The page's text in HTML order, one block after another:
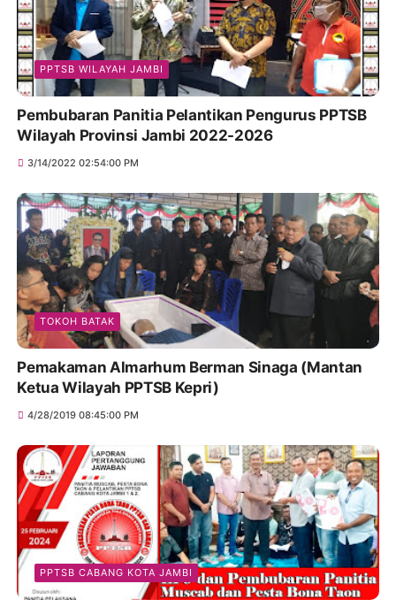
PPTSB WILAYAH JAMBI
Pembubaran Panitia Pelantikan Pengurus PPTSB
Wilayah Provinsi Jambi 2022-2026
3/14/2022 02:54:00 PM
TOKOH BATAK
Pemakaman Almarhum Berman Sinaga (Mantan
Ketua Wilayah PPTSB Kepri)
4/28/2019 08:45:00 PM
PPTSB CABANG KOTA JAMBI